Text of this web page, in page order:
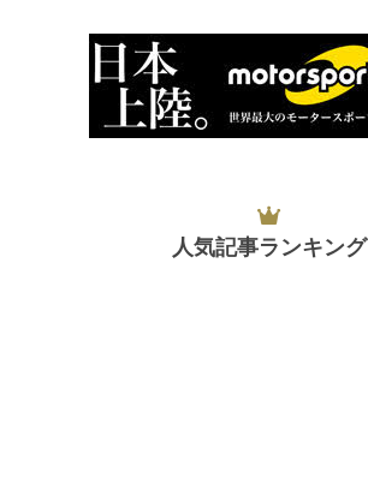
人気記事ランキング